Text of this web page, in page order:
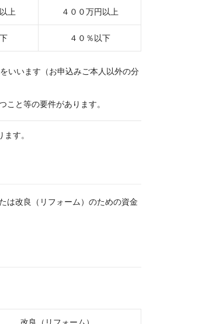
上 ４００万円以上
４０％以下
いいます（お申込みご本人以外の分
と等の要件があります。
す。
は改良（リフォーム）のための資金